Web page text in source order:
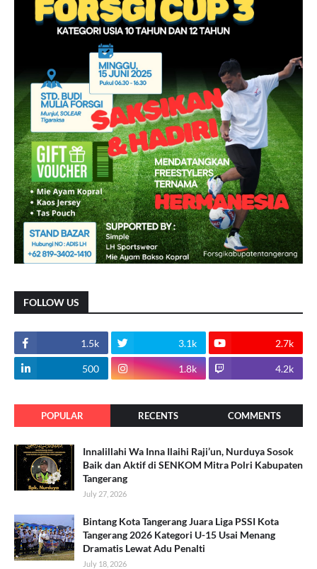
FOLLOW US
1.5k 3.1k 2.7k
500 1.8k 4.2k
POPULAR RECENTS COMMENTS
Innalillahi Wa Inna Ilaihi Raji’un, Nurduya Sosok
Baik dan Aktif di SENKOM Mitra Polri Kabupaten
Tangerang
July 27, 2026
Bintang Kota Tangerang Juara Liga PSSI Kota
Tangerang 2026 Kategori U-15 Usai Menang
Dramatis Lewat Adu Penalti
July 18, 2026